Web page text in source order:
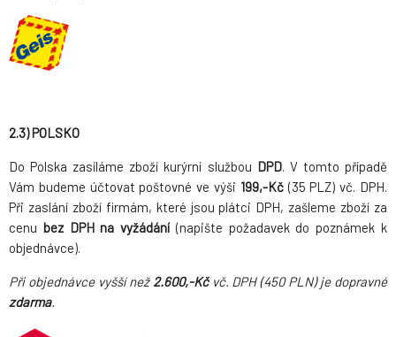
2.3) POLSKO
Do Polska zasíláme zboží kurýrní službou DPD. V tomto případě
Vám budeme účtovat poštovné ve výši 199,-Kč(35 PLZ) vč. DPH.
Při zaslání zboží firmám, které jsou plátci DPH, zašleme zboží za
cenu bez DPH na vyžádání(napište požadavek do poznámek k
objednávce).
Při objednávce vyšší než 2.600,-Kč vč. DPH (450 PLN) je dopravné
zdarma.